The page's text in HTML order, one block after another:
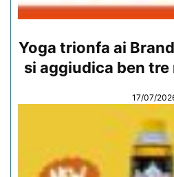
Yoga trionfa ai
si aggiudica ben
17/07/